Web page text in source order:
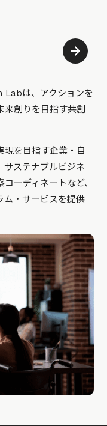
Labは、アクションを
創りを目指す共創
現を目指す企業・自
サステナブルビジネ
ーディネートなど、
ム・サービスを提供